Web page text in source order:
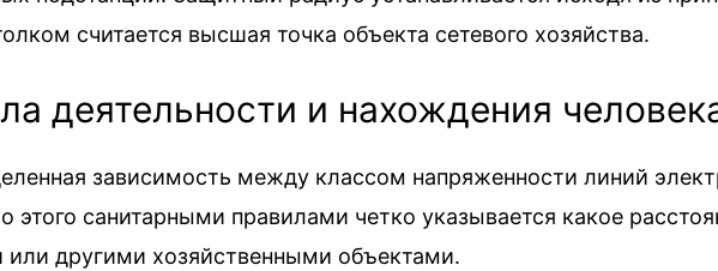
считается высшая точка объекта сетевого хозяйства.
деятельности и нахождения
зависимость между классом напряженности линий
санитарными правилами четко указывается какое
другими хозяйственными объектами.